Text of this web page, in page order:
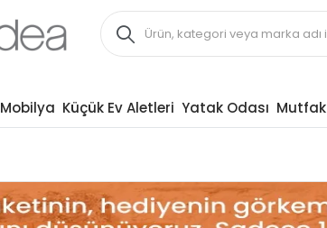
Mobilya Küçük Ev Aletleri Yatak Odası Mutfak